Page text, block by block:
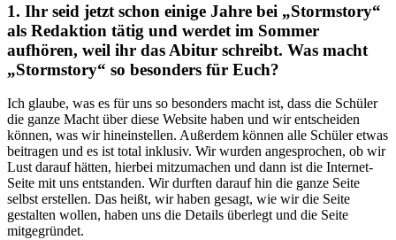
1. Ihr seid jetzt schon einige Jahre bei „Stormstory“
als Redaktion tätig und werdet im Sommer
aufhören, weil ihr das Abitur schreibt. Was macht
„Stormstory“ so besonders für Euch?
Ich glaube, was es für uns so besonders macht ist, dass die Schüler
die ganze Macht über diese Website haben und wir entscheiden
können, was wir hineinstellen. Außerdem können alle Schüler etwas
beitragen und es ist total inklusiv. Wir wurden angesprochen, ob wir
Lust darauf hätten, hierbei mitzumachen und dann ist die Internet-
Seite mit uns entstanden. Wir durften darauf hin die ganze Seite
selbst erstellen. Das heißt, wir haben gesagt, wie wir die Seite
gestalten wollen, haben uns die Details überlegt und die Seite
mitgegründet.